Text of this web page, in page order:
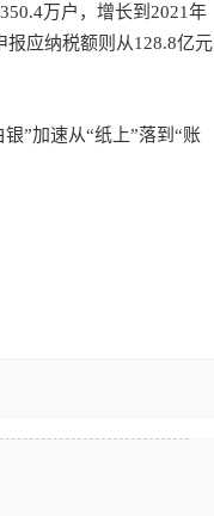
万户，增长到2021年
报应纳税额则从128.8亿元
”加速从“纸上”落到“账